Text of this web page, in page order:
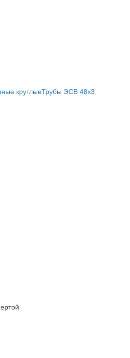
круглыеТрубы ЭСВ 48х3